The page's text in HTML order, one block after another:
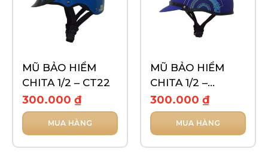
MŨ BẢO HIỂM
CHITA 1/2 – CT22
300.000 ₫
MUA HÀNG
MŨ BẢO HIỂM
CHITA 1/2 –
CT6HD
300.000 ₫
MUA HÀNG